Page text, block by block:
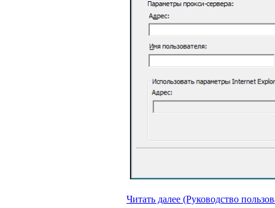
Читать далее (Руководство